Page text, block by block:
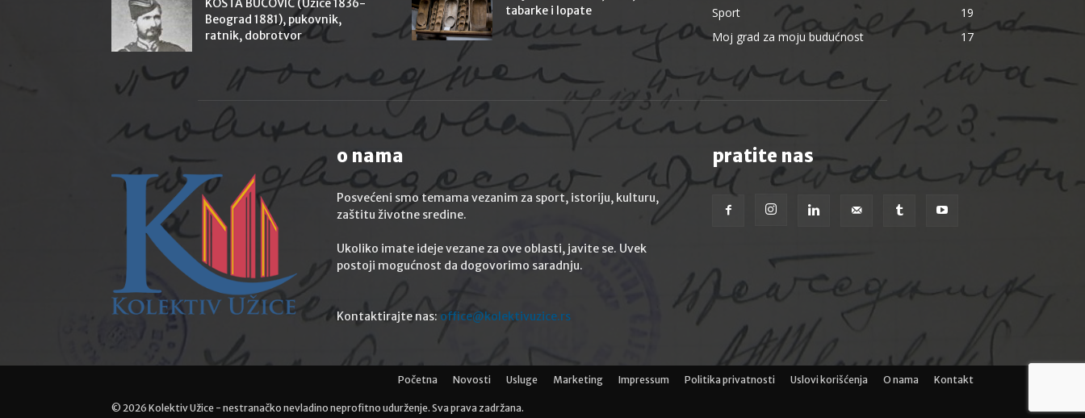
KOSTA BUČOVIĆ (Užice 1836-
Beograd 1881), pukovnik,
ratnik, dobrotvor
tabarke i lopate
Sport
19
Moj grad za moju budućnost
17
o nama
Posvećeni smo temama vezanim za sport, istoriju, kulturu,
zaštitu životne sredine.
Ukoliko imate ideje vezane za ove oblasti, javite se. Uvek
postoji mogućnost da dogovorimo saradnju.
Kontaktirajte nas: office@kolektivuzice.rs
pratite nas
Početna Novosti Usluge Marketing Impressum Politika privatnosti Uslovi korišćenja O nama Kontakt
© 2026 Kolektiv Užice - nestranačko nevladino neprofitno udurženje. Sva prava zadržana.